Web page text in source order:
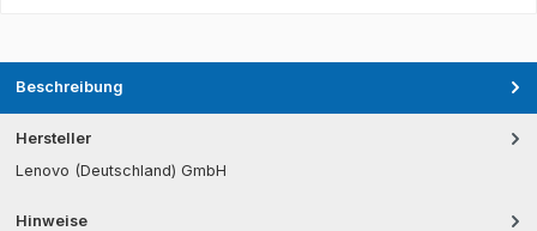
Beschreibung
Hersteller
Lenovo (Deutschland) GmbH
Hinweise